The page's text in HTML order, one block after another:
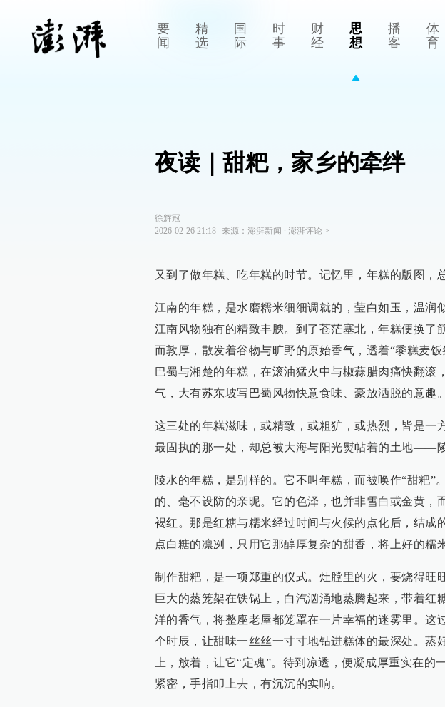
要
闻
精
选
国
际
时
事
财
经
思
想
播
客
体
育
夜读｜甜粑，家乡的牵绊
徐辉冠
2026-02-26 21:18
来源： 澎湃新闻 ∙ 澎湃评论 >
又到了做年糕、吃年糕的时节。记忆里，年糕的版图，
江南的年糕，是水磨糯米细细调就的，莹白如玉，温润
江南风物独有的精致丰腴。到了苍茫塞北，年糕便换了
而敦厚，散发着谷物与旷野的原始香气，透着“黍糕麦
巴蜀与湘楚的年糕，在滚油猛火中与椒蒜腊肉痛快翻滚
气，大有苏东坡写巴蜀风物快意食味、豪放洒脱的意趣。
这三处的年糕滋味，或精致，或粗犷，或热烈，皆是一
最固执的那一处，却总被大海与阳光熨帖着的土地——
陵水的年糕，是别样的。它不叫年糕，而被唤作“甜粑”
的、毫不设防的亲昵。它的色泽，也并非雪白或金黄，
褐红。那是红糖与糯米经过时间与火候的点化后，结成
点白糖的凛冽，只用它那醇厚复杂的甜香，将上好的糯
制作甜粑，是一项郑重的仪式。灶膛里的火，要烧得旺
巨大的蒸笼架在铁锅上，白汽汹涌地蒸腾起来，带着红
洋的香气，将整座老屋都笼罩在一片幸福的迷雾里。这
个时辰，让甜味一丝丝一寸寸地钻进糕体的最深处。蒸
上，放着，让它“定魂”。待到凉透，便凝成厚重实在的
紧密，手指叩上去，有沉沉的实响。